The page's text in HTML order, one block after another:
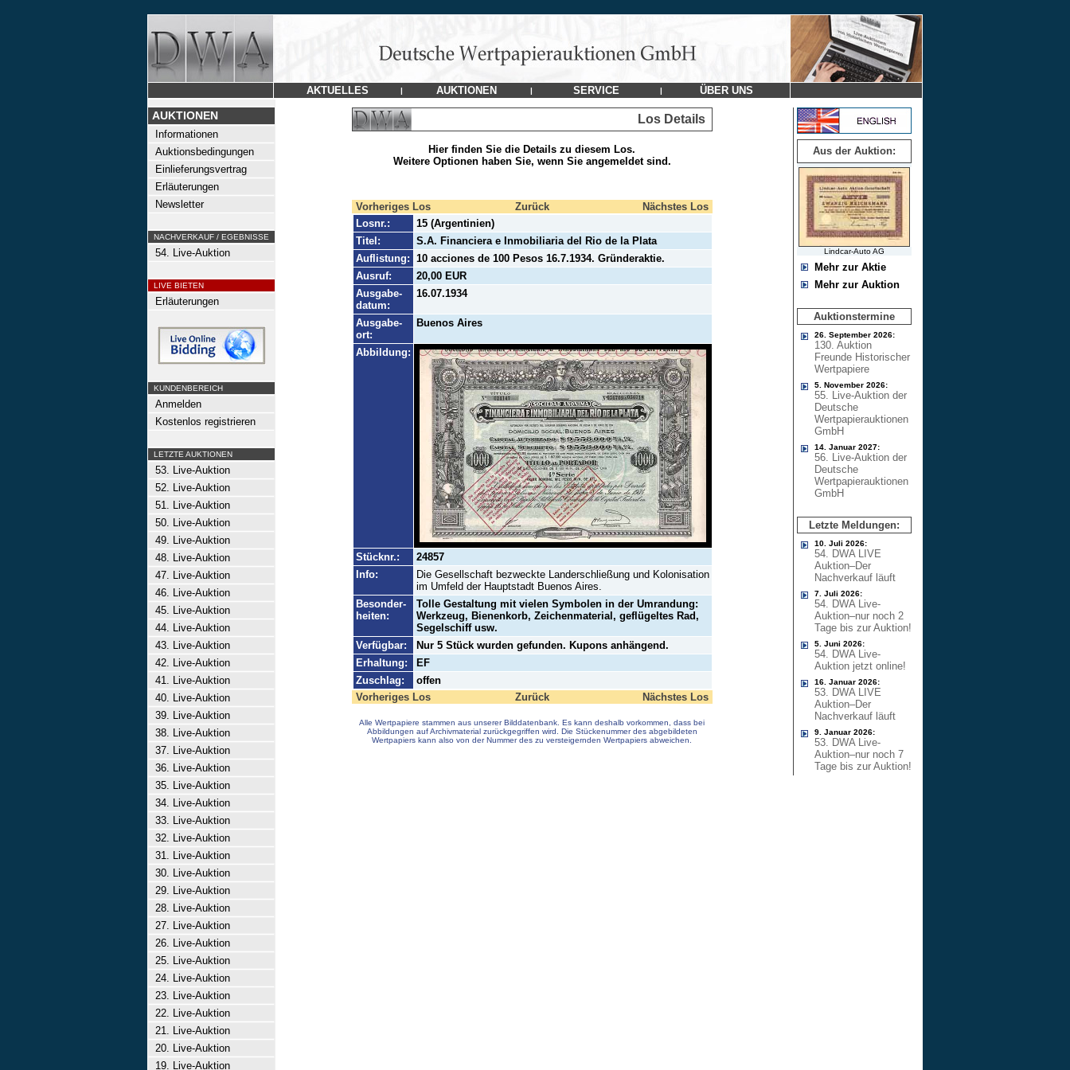
AKTUELLES | AUKTIONEN | SERVICE | ÜBER UNS
AUKTIONEN
Informationen
Auktionsbedingungen
Einlieferungsvertrag
Erläuterungen
Newsletter
NACHVERKAUF / EGEBNISSE
54. Live-Auktion
LIVE BIETEN
Erläuterungen
KUNDENBEREICH
Anmelden
Kostenlos registrieren
LETZTE AUKTIONEN
53. Live-Auktion
52. Live-Auktion
51. Live-Auktion
50. Live-Auktion
49. Live-Auktion
48. Live-Auktion
47. Live-Auktion
46. Live-Auktion
45. Live-Auktion
44. Live-Auktion
43. Live-Auktion
42. Live-Auktion
41. Live-Auktion
40. Live-Auktion
39. Live-Auktion
38. Live-Auktion
37. Live-Auktion
36. Live-Auktion
35. Live-Auktion
34. Live-Auktion
33. Live-Auktion
32. Live-Auktion
31. Live-Auktion
30. Live-Auktion
29. Live-Auktion
28. Live-Auktion
27. Live-Auktion
26. Live-Auktion
25. Live-Auktion
24. Live-Auktion
23. Live-Auktion
22. Live-Auktion
21. Live-Auktion
20. Live-Auktion
19. Live-Auktion
Los Details
Hier finden Sie die Details zu diesem Los.
Weitere Optionen haben Sie, wenn Sie angemeldet sind.
Vorheriges Los Zurück
Nächstes Los
Losnr.:
15 (Argentinien)
Titel:
S.A. Financiera e Inmobiliaria del Rio de la Plata
Auflistung: 10 acciones de 100 Pesos 16.7.1934. Gründeraktie.
Ausruf:
20,00 EUR
Ausgabe-
datum:
16.07.1934
Ausgabe-
ort:
Buenos Aires
Abbildung:
Stücknr.:
24857
Info:
Die Gesellschaft bezweckte Landerschließung und Kolonisation
im Umfeld der Hauptstadt Buenos Aires.
Besonder-
heiten:
Tolle Gestaltung mit vielen Symbolen in der Umrandung:
Werkzeug, Bienenkorb, Zeichenmaterial, geflügeltes Rad,
Segelschiff usw.
Verfügbar:
Nur 5 Stück wurden gefunden. Kupons anhängend.
Erhaltung:
EF
Zuschlag:
offen
Vorheriges Los
Zurück Nächstes Los
Alle Wertpapiere stammen aus unserer Bilddatenbank. Es kann deshalb vorkommen, dass bei
Abbildungen auf Archivmaterial zurückgegriffen wird. Die Stückenummer des abgebildeten
Wertpapiers kann also von der Nummer des zu versteigernden Wertpapiers abweichen.
Aus der Auktion:
Lindcar-Auto AG
Mehr zur Aktie
Mehr zur Auktion
Auktionstermine
26. September 2026:
130. Auktion
Freunde Historischer
Wertpapiere
5. November 2026:
55. Live-Auktion der
Deutsche
Wertpapierauktionen
GmbH
14. Januar 2027:
56. Live-Auktion der
Deutsche
Wertpapierauktionen
GmbH
Letzte Meldungen:
10. Juli 2026:
54. DWA LIVE
Auktion–Der
Nachverkauf läuft
7. Juli 2026:
54. DWA Live-
Auktion–nur noch 2
Tage bis zur Auktion!
5. Juni 2026:
54. DWA Live-
Auktion jetzt online!
16. Januar 2026:
53. DWA LIVE
Auktion–Der
Nachverkauf läuft
9. Januar 2026:
53. DWA Live-
Auktion–nur noch 7
Tage bis zur Auktion!